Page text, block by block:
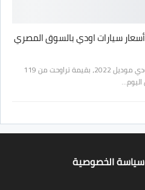
زيادات جديدة، شهدتها أسعار سيارات أودي موديل 2022، بقيمة تراوحت من 119
سياسة الخصوصية